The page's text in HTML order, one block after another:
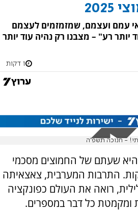
עמם ועצמם, שמזמזמים לעצמם
יותר רע" – מצבנו רק נהיה עוד יותר
1 דקות
- חנוכה תשפ"ה
היא שעתם של החמוצים מסכמי
התרבות המערבית, צאצאיתה
רואה את העולם כפונקציה
ומקמטת כל דבר במספרים.